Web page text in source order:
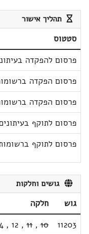
תהליך אישור
סטטוס
פרסום להפקדה
פרסום הפקדה
פרסום הפקדה
פרסום לתוקף
פרסום לתוקף
גושים וחלקות
גוש
חלקה
11203
10
,
11
,
12
,